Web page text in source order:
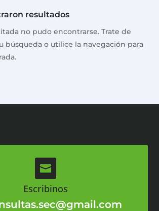
resultados
no pudo encontrarse. Trate de
búsqueda o utilice la navegación para

Escribinos